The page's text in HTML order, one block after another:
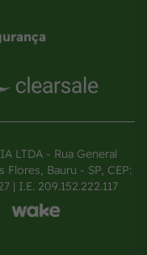
LTDA - Rua General
Flores, Bauru - SP, CEP:
| I.E. 209.152.222.117